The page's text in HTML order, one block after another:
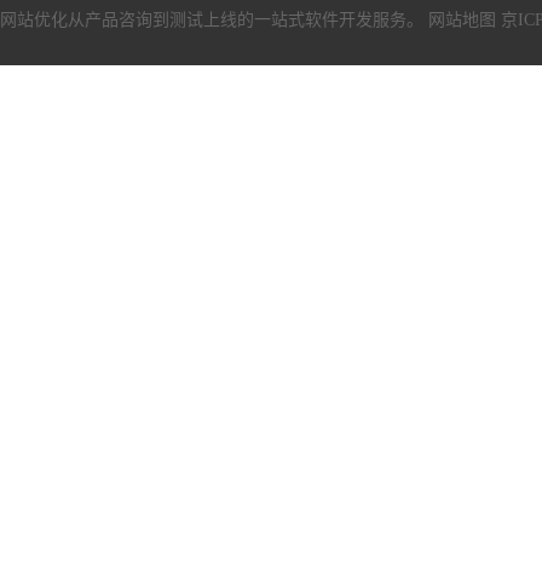
网站优化从产品咨询到测试上线的一站式软件开发服务。
网站地图 京